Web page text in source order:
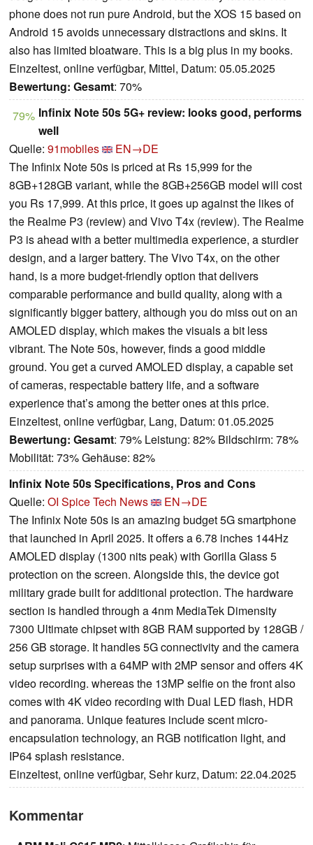
phone does not run pure Android, but the XOS 15 based on
Android 15 avoids unnecessary distractions and skins. It
also has limited bloatware. This is a big plus in my books.
Einzeltest, online verfügbar, Mittel, Datum: 05.05.2025
Bewertung: Gesamt: 70%
79% Infinix Note 50s 5G+ review: looks good, performs
well
Quelle: 91mobiles
EN→DE
The Infinix Note 50s is priced at Rs 15,999 for the
8GB+128GB variant, while the 8GB+256GB model will cost
you Rs 17,999. At this price, it goes up against the likes of
the Realme P3 (review) and Vivo T4x (review). The Realme
P3 is ahead with a better multimedia experience, a sturdier
design, and a larger battery. The Vivo T4x, on the other
hand, is a more budget-friendly option that delivers
comparable performance and build quality, along with a
significantly bigger battery, although you do miss out on an
AMOLED display, which makes the visuals a bit less
vibrant. The Note 50s, however, finds a good middle
ground. You get a curved AMOLED display, a capable set
of cameras, respectable battery life, and a software
experience that’s among the better ones at this price.
Einzeltest, online verfügbar, Lang, Datum: 01.05.2025
Bewertung: Gesamt: 79% Leistung: 82% Bildschirm: 78%
Mobilität: 73% Gehäuse: 82%
Infinix Note 50s Specifications, Pros and Cons
Quelle: OI Spice Tech News
EN→DE
The Infinix Note 50s is an amazing budget 5G smartphone
that launched in April 2025. It offers a 6.78 inches 144Hz
AMOLED display (1300 nits peak) with Gorilla Glass 5
protection on the screen. Alongside this, the device got
military grade built for additional protection. The hardware
section is handled through a 4nm MediaTek Dimensity
7300 Ultimate chipset with 8GB RAM supported by 128GB /
256 GB storage. It handles 5G connectivity and the camera
setup surprises with a 64MP with 2MP sensor and offers 4K
video recording. whereas the 13MP selfie on the front also
comes with 4K video recording with Dual LED flash, HDR
and panorama. Unique features include scent micro-
encapsulation technology, an RGB notification light, and
IP64 splash resistance.
Einzeltest, online verfügbar, Sehr kurz, Datum: 22.04.2025
Kommentar